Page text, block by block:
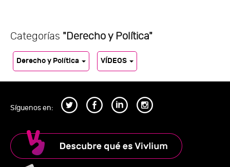
Categorías "Derecho y Política"
Derecho y Política VÍDEOS
Síguenos en: